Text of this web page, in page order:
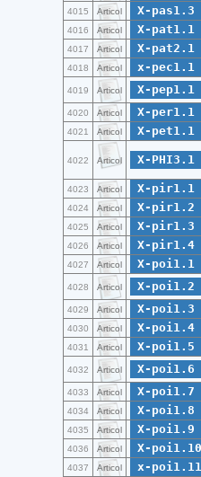
4015 Articol X-pas1.3
4016 Articol X-pat1.1
4017 Articol X-pat2.1
4018 Articol x-pec1.1
4019 Articol X-pep1.1
4020 Articol X-per1.1
4021 Articol X-pet1.1
4022 Articol X-PHI3.1
4023 Articol X-pir1.1
4024 Articol X-pir1.2
4025 Articol X-pir1.3
4026 Articol X-pir1.4
4027 Articol X-poi1.1
4028 Articol X-poi1.2
4029 Articol X-poi1.3
4030 Articol X-poi1.4
4031 Articol X-poi1.5
4032 Articol X-poi1.6
4033 Articol X-poi1.7
4034 Articol X-poi1.8
4035 Articol X-poi1.9
4036 Articol X-poi1.10
4037 Articol x-poi1.11